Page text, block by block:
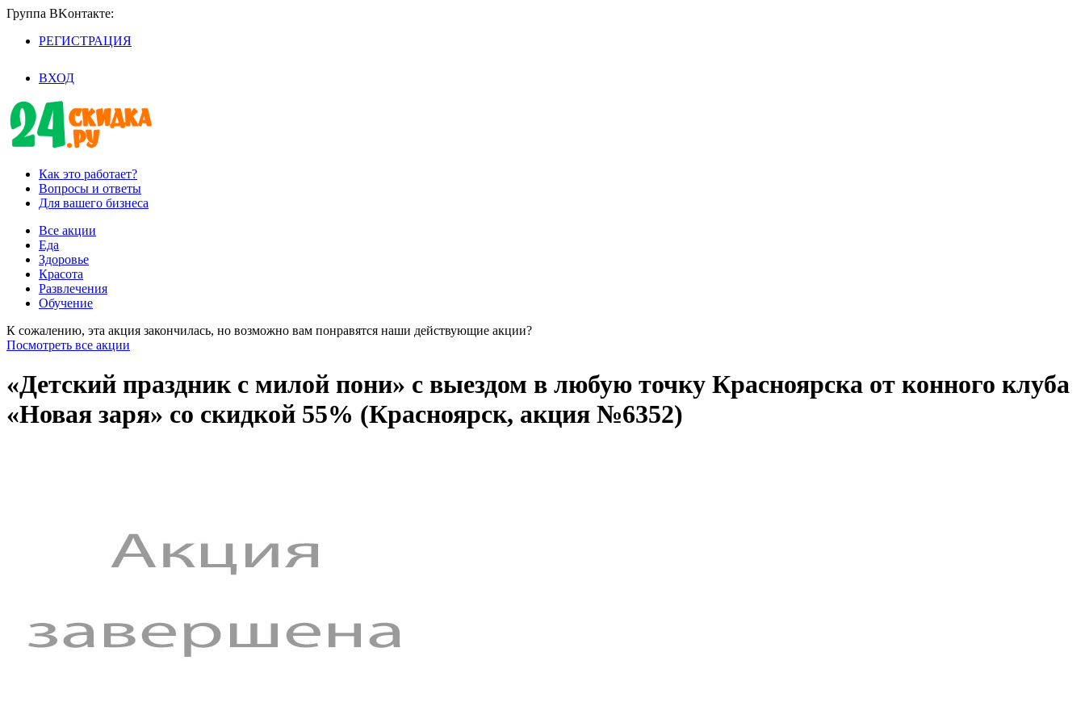
Группа BKoнтaктe:
РЕГИСТРАЦИЯ
ВХОД
Как это работает?
Вопросы и ответы
Для вашего бизнеса
Все акции
Еда
Здоровье
Красота
Развлечения
Обучение
К сожалению, эта акция закончилась, но возможно вам понравятся наши действующие акции?
Посмотреть все акции
«Детский праздник с милой пони» с выездом в любую точку Красноярска от конного клуба
«Новая заря» со скидкой 55% (Красноярск, акция №6352)